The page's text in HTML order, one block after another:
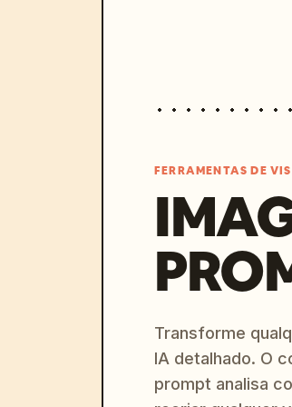
FERRAMENTAS DE
Transforme
IA detalhado. O
prompt analisa